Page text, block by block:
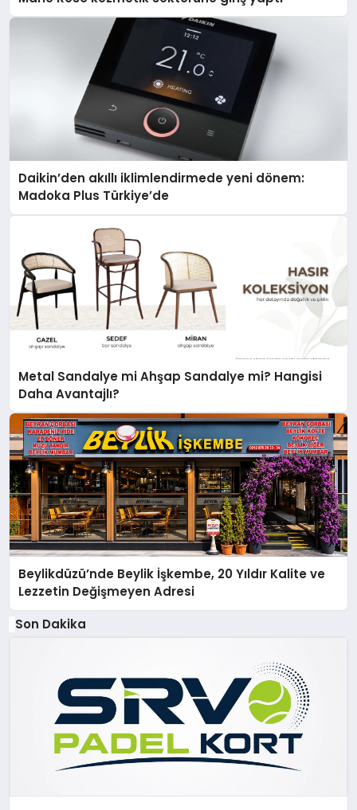
Daikin’den akıllı iklimlendirmede yeni dönem:
Madoka Plus Türkiye’de
Metal Sandalye mi Ahşap Sandalye mi? Hangisi
Daha Avantajlı?
Beylikdüzü’nde Beylik İşkembe, 20 Yıldır Kalite ve
Lezzetin Değişmeyen Adresi
Son Dakika